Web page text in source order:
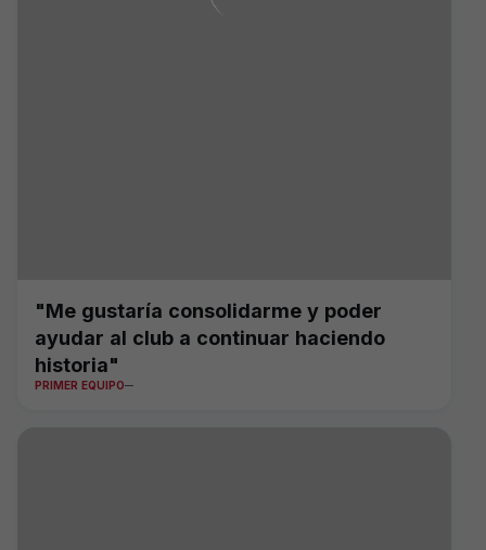
"Me gustaría consolidarme y poder
ayudar al club a continuar haciendo
historia"
PRIMER EQUIPO